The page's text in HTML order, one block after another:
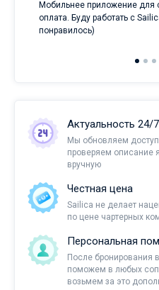
Мобильнее приложение для
оплата. Буду работать с
понравилось)
Актуальность 24/7
Мы обновляем
проверяем описание
вручную
Честная цена
Sailica не делает
по цене чартерных
Персональная
После бронирования
поможем в любых
возьмем за это